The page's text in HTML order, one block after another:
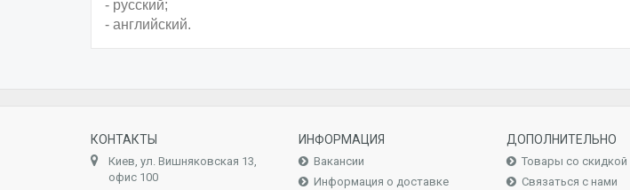
- русский;
- английский.
КОНТАКТЫ
Киев, ул. Вишняковская 13,
офис 100
ИНФОРМАЦИЯ
Вакансии
Информация о доставке
ДОПОЛНИТЕЛЬНО
Товары со скидкой
Связаться с нами